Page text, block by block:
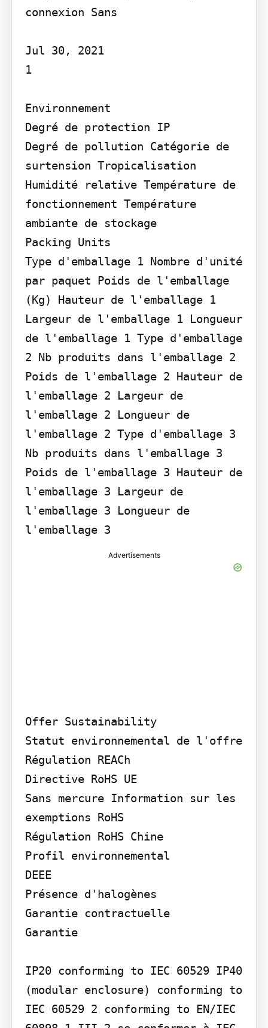
connexion Sans
Jul 30, 2021
1
Environnement
Degré de protection IP
Degré de pollution Catégorie de
surtension Tropicalisation
Humidité relative Température de
fonctionnement Température
ambiante de stockage
Packing Units
Type d'emballage 1 Nombre d'unité
par paquet Poids de l'emballage
(Kg) Hauteur de l'emballage 1
Largeur de l'emballage 1 Longueur
de l'emballage 1 Type d'emballage
2 Nb produits dans l'emballage 2
Poids de l'emballage 2 Hauteur de
l'emballage 2 Largeur de
l'emballage 2 Longueur de
l'emballage 2 Type d'emballage 3
Nb produits dans l'emballage 3
Poids de l'emballage 3 Hauteur de
l'emballage 3 Largeur de
l'emballage 3 Longueur de
l'emballage 3
Advertisements
Offer Sustainability
Statut environnemental de l'offre
Régulation REACh
Directive RoHS UE
Sans mercure Information sur les
exemptions RoHS
Régulation RoHS Chine
Profil environnemental
DEEE
Présence d'halogènes
Garantie contractuelle
Garantie
IP20 conforming to IEC 60529 IP40
(modular enclosure) conforming to
IEC 60529 2 conforming to EN/IEC